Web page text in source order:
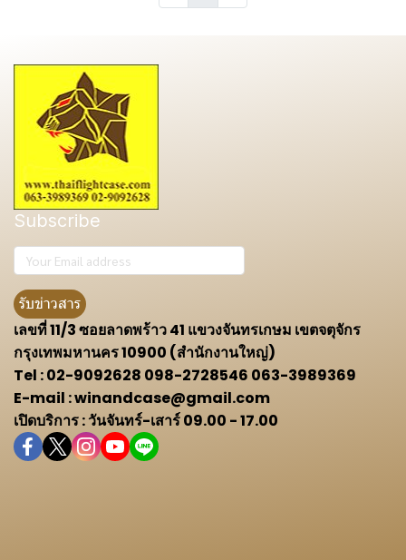
Subscribe
รับข่าวสาร
เลขที่ 11/3 ซอยลาดพร้าว 41 แขวงจันทรเกษม เขตจตุจักร
กรุงเทพมหานคร 10900 (สำนักงานใหญ่)
Tel : 02-9092628 098-2728546 063-3989369
E-mail : winandcase@gmail.com
เปิดบริการ : วันจันทร์-เสาร์ 09.00 - 17.00